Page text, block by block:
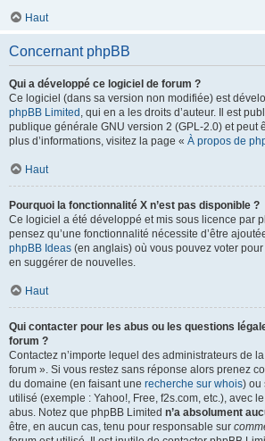
Haut
Concernant phpBB
Qui a développé ce logiciel de forum ?
Ce logiciel (dans sa version non modifiée) est
phpBB Limited , qui en a les droits d’auteur. Il est
publique générale GNU version 2 (GPL-2.0) et peut
plus d’informations, visitez la page « À propos de
Haut
Pourquoi la fonctionnalité X n’est pas disponible ?
Ce logiciel a été développé et mis sous licence par
pensez qu’une fonctionnalité nécessite d’être
phpBB Ideas (en anglais) où vous pouvez voter
en suggérer de nouvelles.
Haut
Qui contacter pour les abus ou les questions
forum ?
Contactez n’importe lequel des administrateurs de
forum ». Si vous restez sans réponse alors prenez
du domaine (en faisant une recherche sur whois) ou
utilisé (exemple : Yahoo!, Free, f2s.com, etc.), avec
abus. Notez que phpBB Limited n’a absolument
être, en aucun cas, tenu pour responsable sur